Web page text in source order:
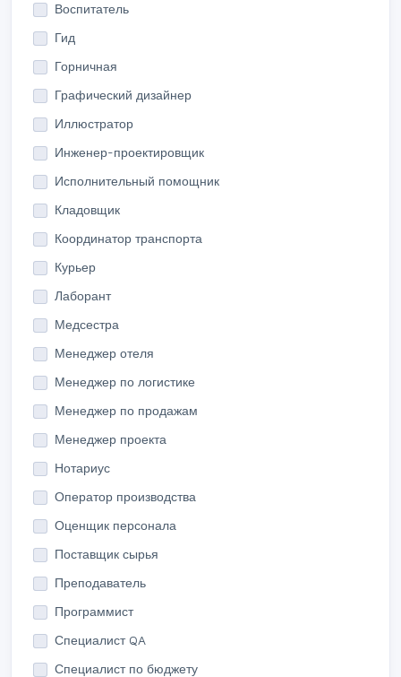
Воспитатель
Гид
Горничная
Графический дизайнер
Иллюстратор
Инженер-проектировщик
Исполнительный помощник
Кладовщик
Координатор транспорта
Курьер
Лаборант
Медсестра
Менеджер отеля
Менеджер по логистике
Менеджер по продажам
Менеджер проекта
Нотариус
Оператор производства
Оценщик персонала
Поставщик сырья
Преподаватель
Программист
Специалист QA
Специалист по бюджету